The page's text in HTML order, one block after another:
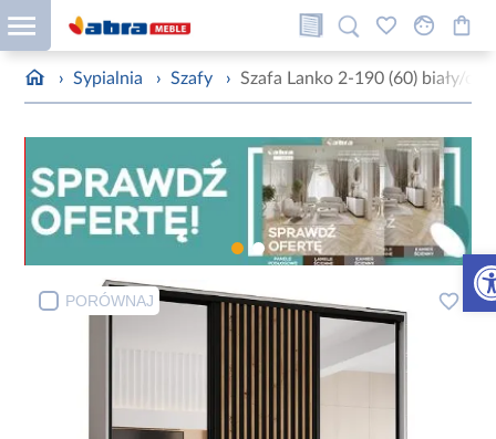
› Sypialnia › Szafy › Szafa Lanko 2-190 (60) biały/
PORÓWNAJ